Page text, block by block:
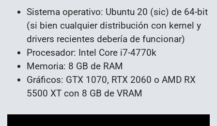
Sistema operativo: Ubuntu 20 (sic) de 64-bit
(si bien cualquier distribución con kernel y
drivers recientes debería de funcionar)
Procesador: Intel Core i7-4770k
Memoria: 8 GB de RAM
Gráficos: GTX 1070, RTX 2060 o AMD RX
5500 XT con 8 GB de VRAM